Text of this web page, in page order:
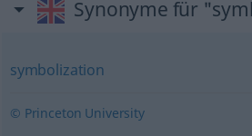
Synonyme für
symbolization
© Princeton University